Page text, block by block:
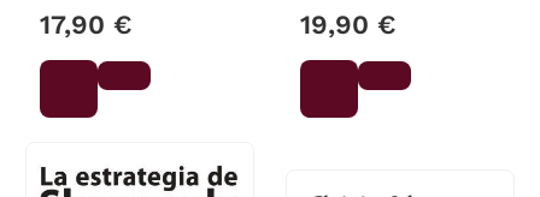
17,90 € 19,90 €